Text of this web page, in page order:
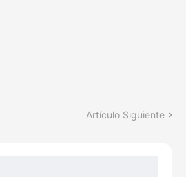
Artículo Siguiente